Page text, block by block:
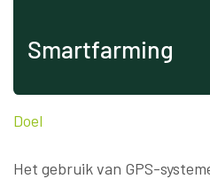
Smartfarming
Doel
Het gebruik van GPS-